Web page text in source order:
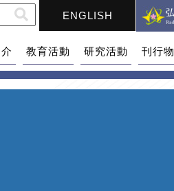
ENGLISH
教育活動 研究活動 刊行物